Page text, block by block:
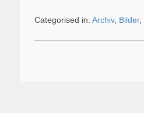
Categorised in: Archiv, Bilder,